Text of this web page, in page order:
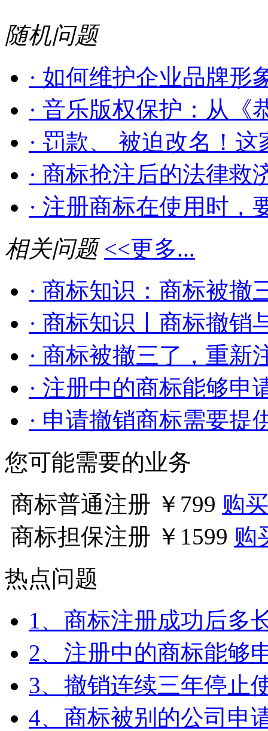
随机问题
· 如何维护企业品牌形
· 音乐版权保护：从《
· 罚款、 被迫改名！这
· 商标抢注后的法律救
· 注册商标在使用时，
相关问题 <<更多...
· 商标知识：商标被撤
· 商标知识丨商标撤销
· 商标被撤三了，重新
· 注册中的商标能够申
· 申请撤销商标需要提
您可能需要的业务
商标普通注册 ￥799 购买
商标担保注册 ￥1599 购
热点问题
1、商标注册成功后多
2、注册中的商标能够
3、撤销连续三年停止
4、商标被别的公司申